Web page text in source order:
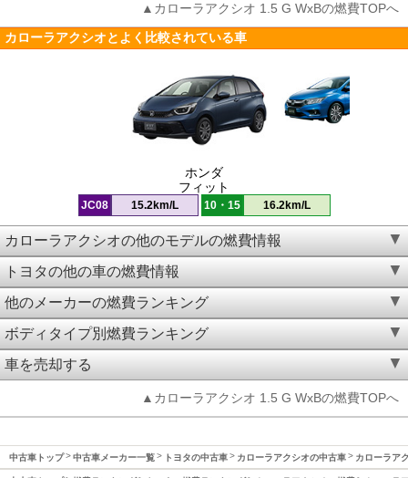
▲カローラアクシオ 1.5 G WxBの燃費TOPへ
カローラアクシオとよく比較されている車
ホンダ
フィット
JC08 15.2km/L 10・15 16.2km/L
カローラアクシオの他のモデルの燃費情報
トヨタの他の車の燃費情報
他のメーカーの燃費ランキング
ボディタイプ別燃費ランキング
車を売却する
▲カローラアクシオ 1.5 G WxBの燃費TOPへ
中古車トップ 中古車メーカー一覧 トヨタの中古車 カローラアクシオの中古車 カローラア